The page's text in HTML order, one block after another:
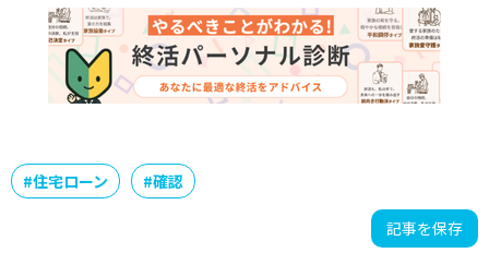
#住宅ローン #確認
記事を保存